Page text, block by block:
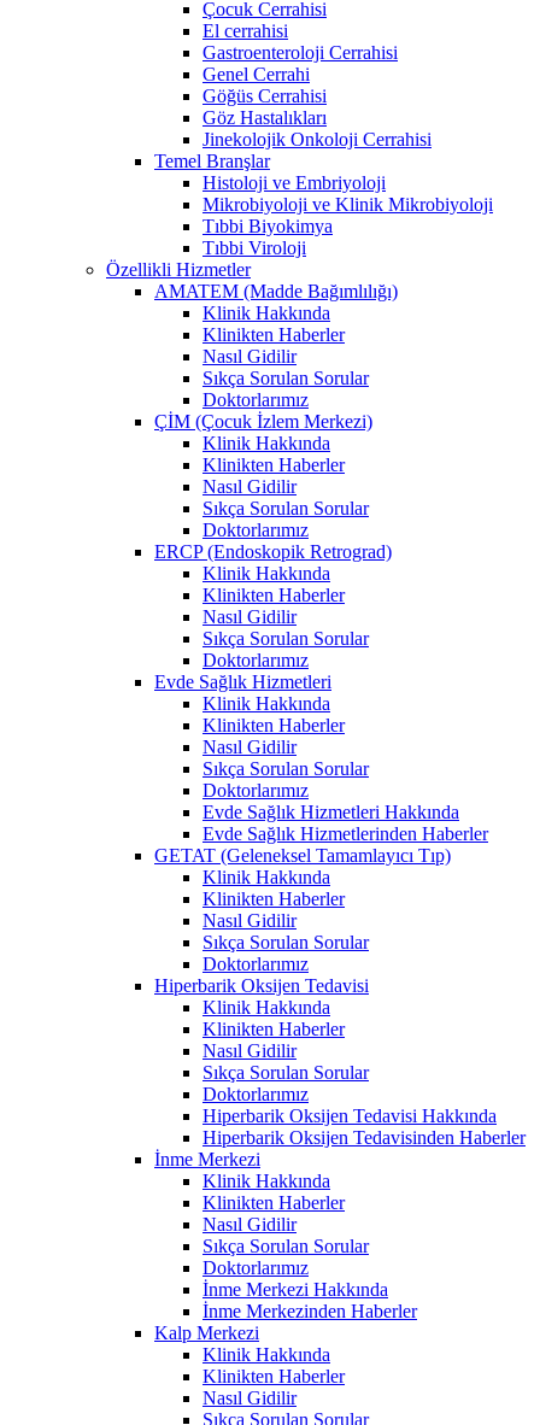
Çocuk Cerrahisi
El cerrahisi
Gastroenteroloji Cerrahisi
Genel Cerrahi
Göğüs Cerrahisi
Göz Hastalıkları
Jinekolojik Onkoloji Cerrahisi
Temel Branşlar
Histoloji ve Embriyoloji
Mikrobiyoloji ve Klinik Mikrobiyoloji
Tıbbi Biyokimya
Tıbbi Viroloji
Özellikli Hizmetler
AMATEM (Madde Bağımlılığı)
Klinik Hakkında
Klinikten Haberler
Nasıl Gidilir
Sıkça Sorulan Sorular
Doktorlarımız
ÇİM (Çocuk İzlem Merkezi)
Klinik Hakkında
Klinikten Haberler
Nasıl Gidilir
Sıkça Sorulan Sorular
Doktorlarımız
ERCP (Endoskopik Retrograd)
Klinik Hakkında
Klinikten Haberler
Nasıl Gidilir
Sıkça Sorulan Sorular
Doktorlarımız
Evde Sağlık Hizmetleri
Klinik Hakkında
Klinikten Haberler
Nasıl Gidilir
Sıkça Sorulan Sorular
Doktorlarımız
Evde Sağlık Hizmetleri Hakkında
Evde Sağlık Hizmetlerinden Haberler
GETAT (Geleneksel Tamamlayıcı Tıp)
Klinik Hakkında
Klinikten Haberler
Nasıl Gidilir
Sıkça Sorulan Sorular
Doktorlarımız
Hiperbarik Oksijen Tedavisi
Klinik Hakkında
Klinikten Haberler
Nasıl Gidilir
Sıkça Sorulan Sorular
Doktorlarımız
Hiperbarik Oksijen Tedavisi Hakkında
Hiperbarik Oksijen Tedavisinden Haberler
İnme Merkezi
Klinik Hakkında
Klinikten Haberler
Nasıl Gidilir
Sıkça Sorulan Sorular
Doktorlarımız
İnme Merkezi Hakkında
İnme Merkezinden Haberler
Kalp Merkezi
Klinik Hakkında
Klinikten Haberler
Nasıl Gidilir
Sıkça Sorulan Sorular